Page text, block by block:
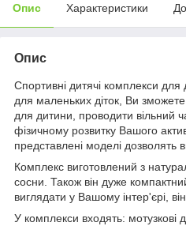
Опис Характеристики
Опис
Спортивні дитячі комплекси
для маленьких діток, Ви
для дитини, проводити вільний
фізичному розвитку Вашого
представлені моделі дозволять
Комплекс виготовлений з
сосни. Також він дуже
виглядати у Вашому інтер'єрі,
У комплекси входять: мотузкові